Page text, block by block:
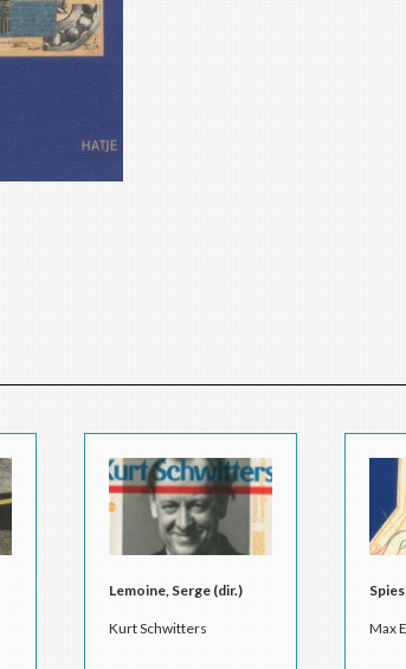
Lemoine, Serge (dir.)
Kurt Schwitters Max